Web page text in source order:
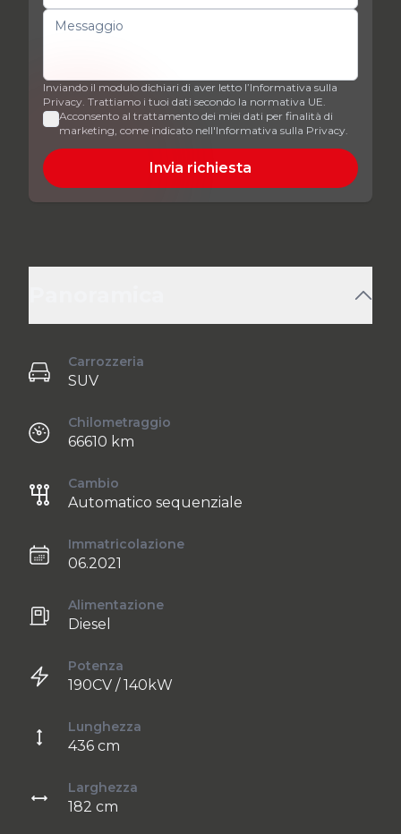
Inviando il modulo dichiari di aver letto l’Informativa sulla
Privacy. Trattiamo i tuoi dati secondo la normativa UE.
Acconsento al trattamento dei miei dati per finalità di
marketing, come indicato nell'Informativa sulla Privacy.
Invia richiesta
Carrozzeria
SUV
Chilometraggio
66610 km
Cambio
Automatico sequenziale
Immatricolazione
06.2021
Alimentazione
Diesel
Potenza
190CV / 140kW
Lunghezza
436 cm
Larghezza
182 cm